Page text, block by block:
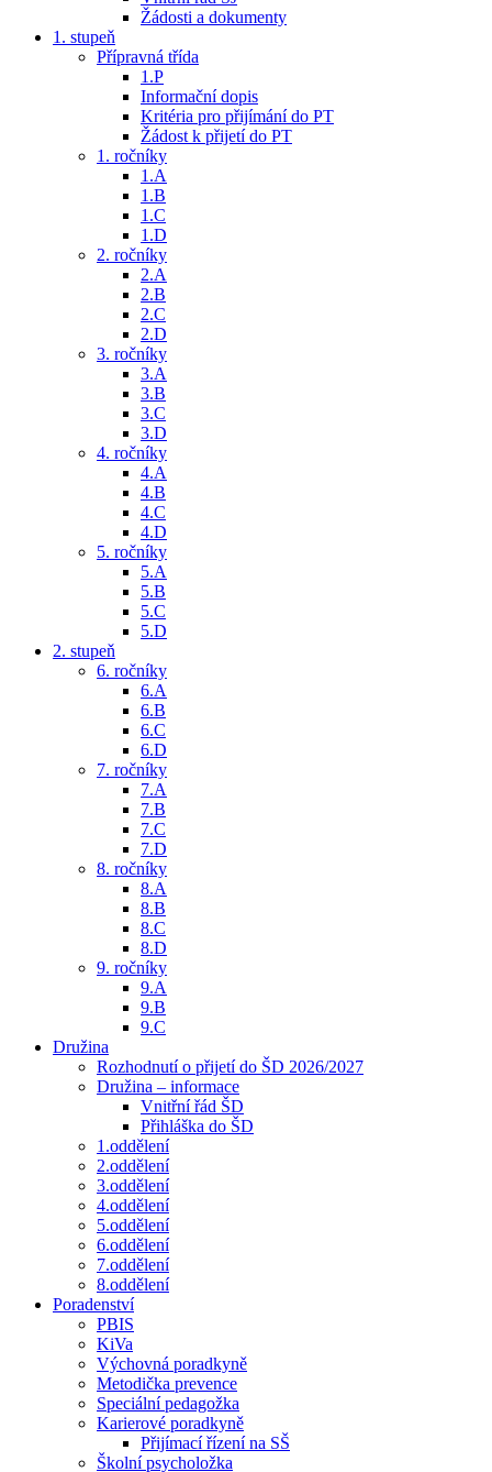
Žádosti a dokumenty
1. stupeň
Přípravná třída
1.P
Informační dopis
Kritéria pro přijímání do PT
Žádost k přijetí do PT
1. ročníky
1.A
1.B
1.C
1.D
2. ročníky
2.A
2.B
2.C
2.D
3. ročníky
3.A
3.B
3.C
3.D
4. ročníky
4.A
4.B
4.C
4.D
5. ročníky
5.A
5.B
5.C
5.D
2. stupeň
6. ročníky
6.A
6.B
6.C
6.D
7. ročníky
7.A
7.B
7.C
7.D
8. ročníky
8.A
8.B
8.C
8.D
9. ročníky
9.A
9.B
9.C
Družina
Rozhodnutí o přijetí do ŠD 2026/2027
Družina – informace
Vnitřní řád ŠD
Přihláška do ŠD
1.oddělení
2.oddělení
3.oddělení
4.oddělení
5.oddělení
6.oddělení
7.oddělení
8.oddělení
Poradenství
PBIS
KiVa
Výchovná poradkyně
Metodička prevence
Speciální pedagožka
Karierové poradkyně
Přijímací řízení na SŠ
Školní psycholožka